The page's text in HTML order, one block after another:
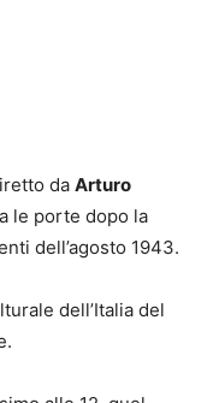
da Arturo
le porte dopo la
dell’agosto 1943.
dell’Italia del